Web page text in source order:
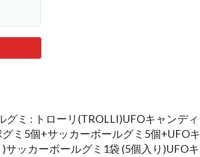
ミ : トローリ(TROLLI)UFOキャンデ
ミ5個+サッカーボールグミ5個+UFO
サッカーボールグミ1袋 (5個入り)UFO